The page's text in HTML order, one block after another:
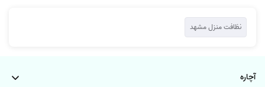
نظافت منزل مشهد
آچاره